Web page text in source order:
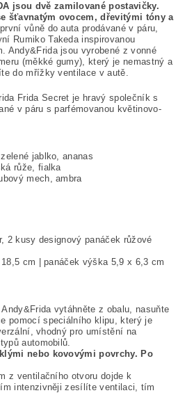
jsou dvě zamilované postavičky.
šťavnatým ovocem, dřevitými tóny a
vůně do auta prodávané v páru,
Rumiko Takeda inspirovanou
Andy&Frida jsou vyrobené z vonné
(měkké gumy), který je nemastný a
do mřížky ventilace v autě.
Frida Secret je hravý společník s
v páru s parfémovanou květinovo-
jablko, ananas
růže, fialka
mech, ambra
2 kusy designový panáček růžové
cm | panáček výška 5,9 x 6,3 cm
vytáhněte z obalu, nasuňte
pomocí speciálního klipu, který je
vhodný pro umístění na
automobilů.
nebo kovovými povrchy. Po
z ventilačního otvoru dojde k
intenzivněji zesílíte ventilaci, tím